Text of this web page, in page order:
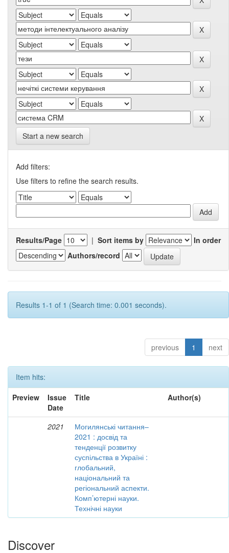
Start a new search
Add filters:
Use filters to refine the search results.
Results/Page | Sort items by
In order
Authors/record
Results 1-1 of 1 (Search time: 0.001 seconds).
previous 1 next
Item hits:
Preview
Issue
Date
Title Author(s)
2021
Могилянські читання–
2021 : досвід та
тенденції розвитку
суспільства в Україні :
глобальний,
національний та
регіональний аспекти.
Комп’ютерні науки.
Технічні науки
Discover